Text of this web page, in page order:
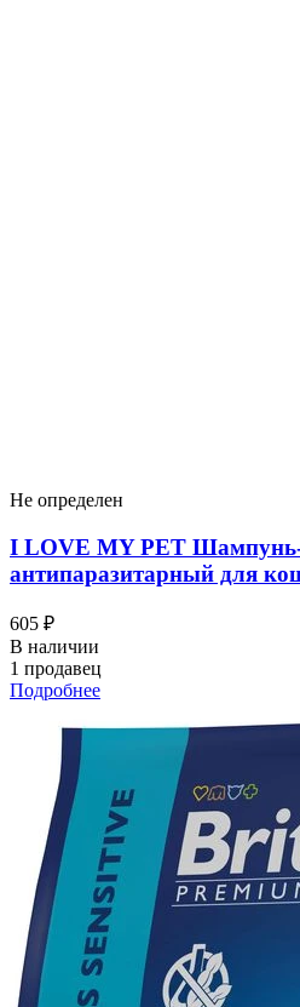
Не определен
I LOVЕ MY PET
антипаразитарный для
605 ₽
В наличии
1 продавец
Подробнее